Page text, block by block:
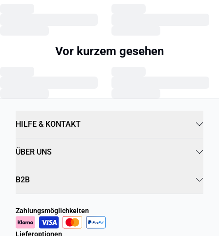
Vor kurzem gesehen
HILFE & KONTAKT
ÜBER UNS
B2B
Zahlungsmöglichkeiten
Lieferoptionen